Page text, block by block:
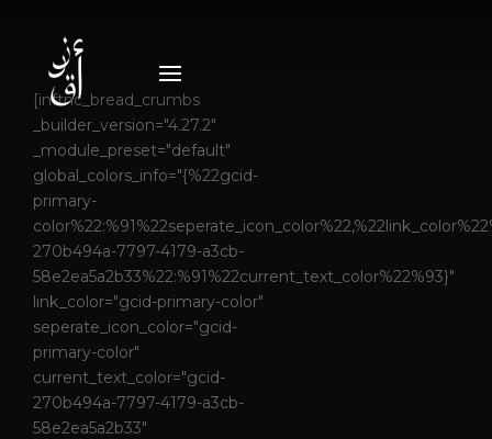
[inftnc_bread_crumbs
_builder_version="4.27.2"
_module_preset="default"
global_colors_info="{%22gcid-
primary-
270b494a-7797-4179-a3cb-
58e2ea5a2b33%22:%91%22current_text_color%22%93}"
link_color="gcid-primary-color"
seperate_icon_color="gcid-
primary-color"
current_text_color="gcid-
270b494a-7797-4179-a3cb-
58e2ea5a2b33"